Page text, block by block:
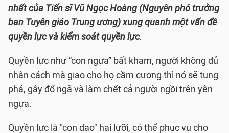
nhất của Tiến sĩ Vũ Ngọc Hoàng (Nguyên phó trưởng
ban Tuyên giáo Trung ương) xung quanh một vấn đề
quyền lực và kiểm soát quyền lực.
Quyền lực như “con ngựa” bất kham, người không đủ
nhân cách mà giao cho họ cầm cương thì nó sẽ tung
phá, gây đổ ngã và làm chết cả người ngồi trên yên
ngựa.
Quyền lực là "con dao" hai lưỡi, có thể phục vụ cho